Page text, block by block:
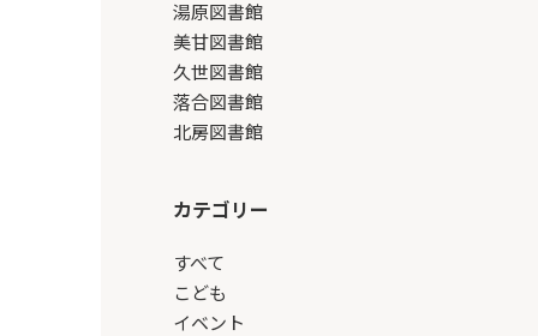
湯原図書館
美甘図書館
久世図書館
落合図書館
北房図書館
カテゴリー
すべて
こども
イベント